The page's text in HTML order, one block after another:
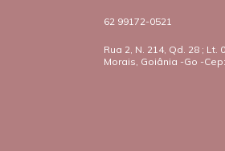
62 99172-0521
Rua 2, N. 214, Qd. 28 ; Lt.
Morais, Goiânia -Go -